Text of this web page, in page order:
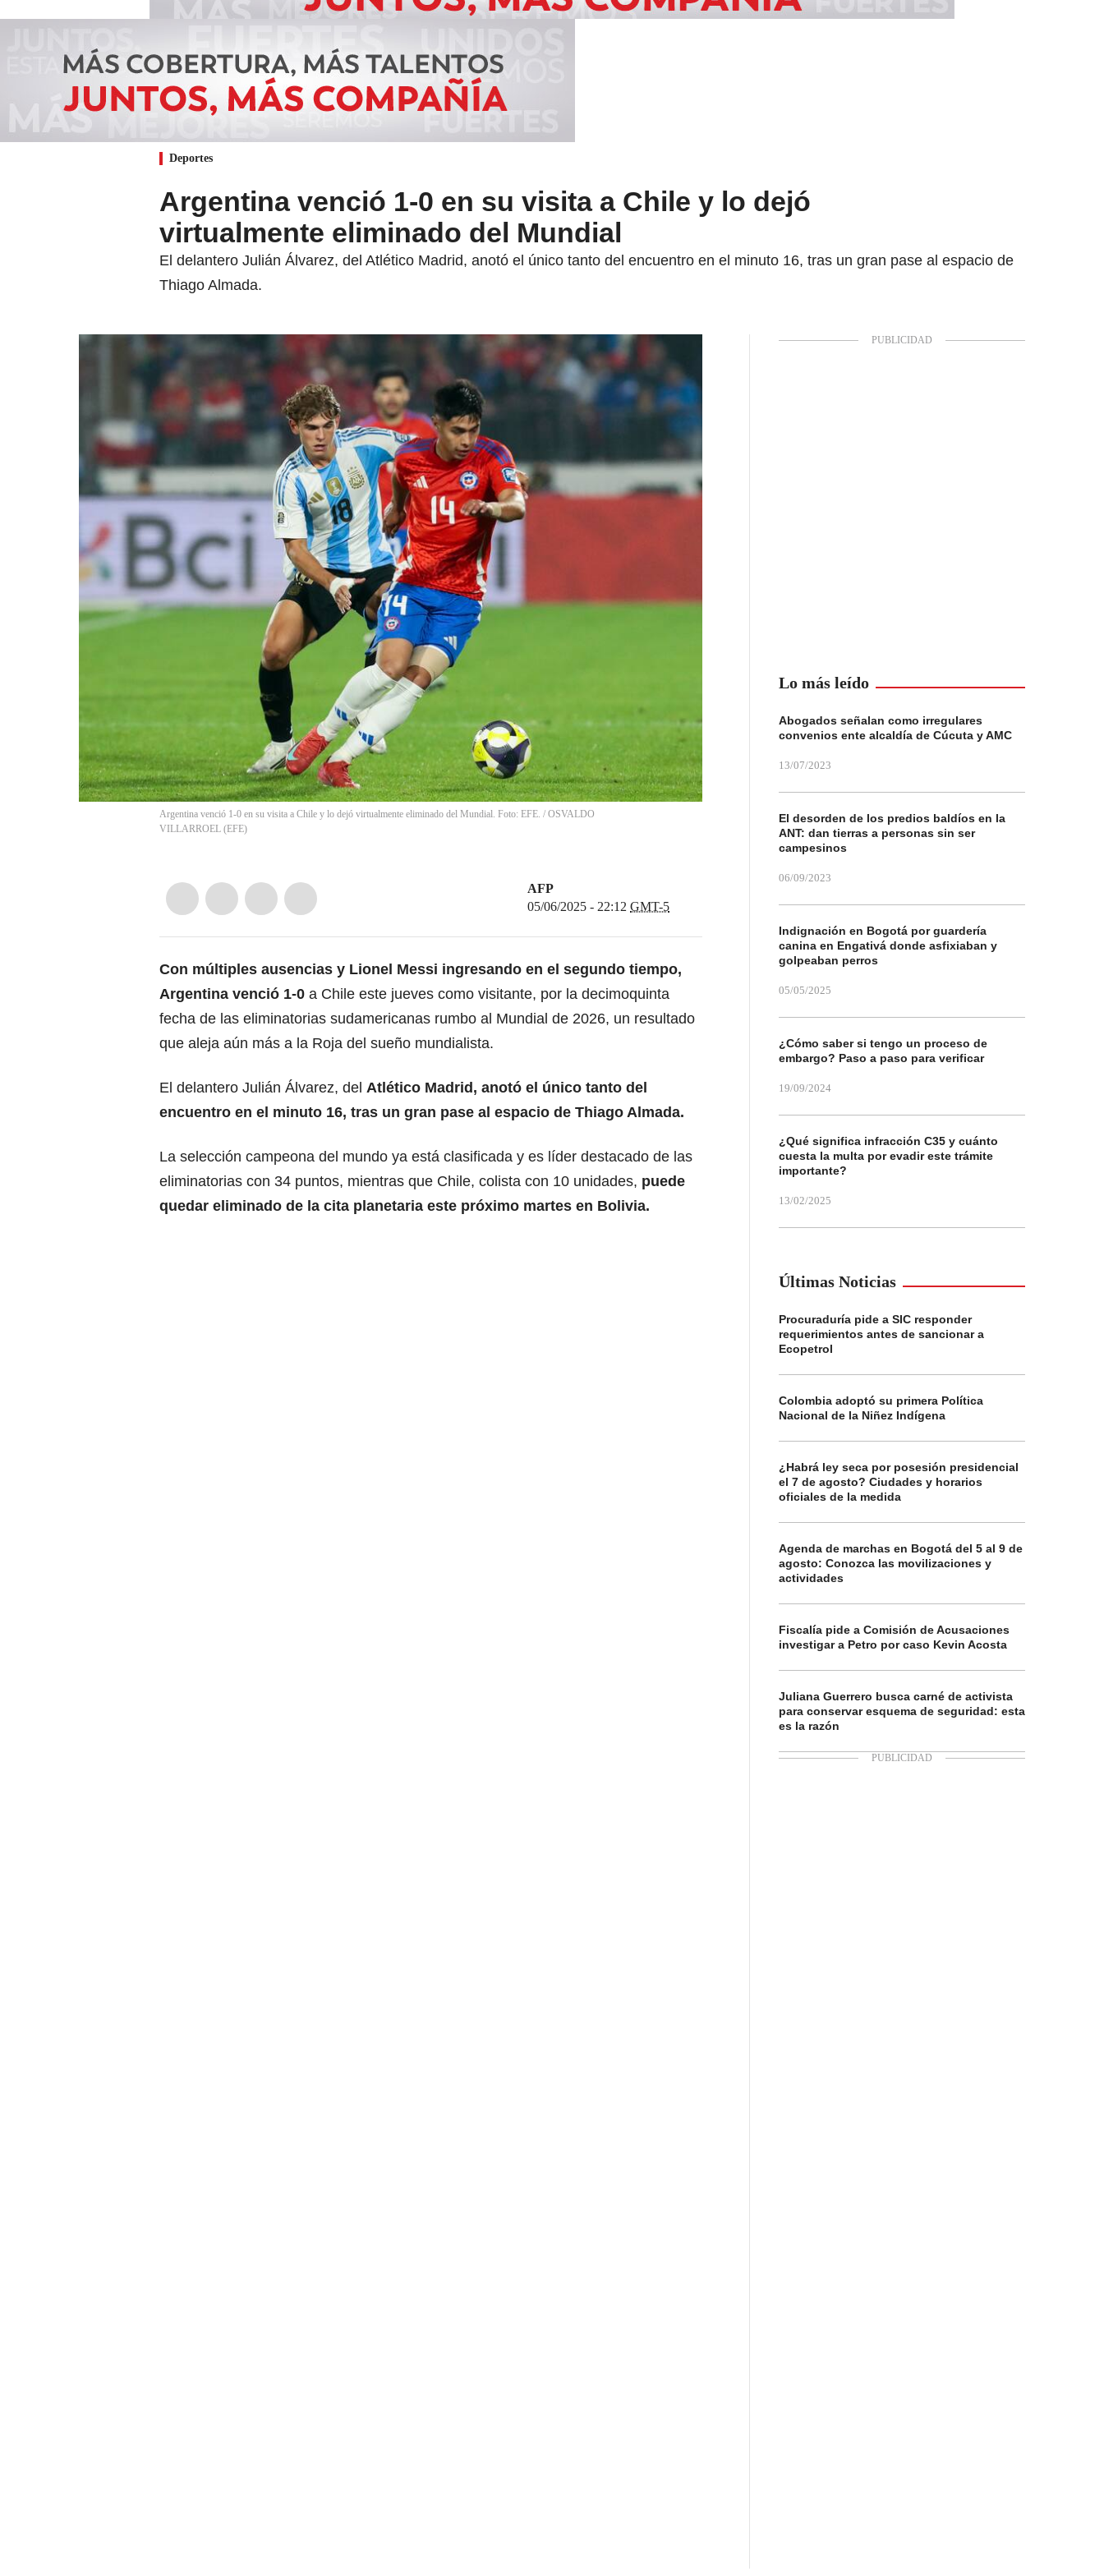
Deportes
Argentina venció 1-0 en su visita a Chile y lo dejó
virtualmente eliminado del Mundial
El delantero Julián Álvarez, del Atlético Madrid, anotó el único tanto del encuentro en el minuto 16, tras un gran pase al espacio de
Thiago Almada.
Argentina venció 1-0 en su visita a Chile y lo dejó virtualmente eliminado del Mundial. Foto: EFE. / OSVALDO
VILLARROEL (EFE)
AFP
05/06/2025 - 22:12 GMT-5
Con múltiples ausencias y Lionel Messi ingresando en el segundo tiempo,
Argentina venció 1-0 a Chile este jueves como visitante, por la decimoquinta
fecha de las eliminatorias sudamericanas rumbo al Mundial de 2026, un resultado
que aleja aún más a la Roja del sueño mundialista.
El delantero Julián Álvarez, del Atlético Madrid, anotó el único tanto del
encuentro en el minuto 16, tras un gran pase al espacio de Thiago Almada.
La selección campeona del mundo ya está clasificada y es líder destacado de las
eliminatorias con 34 puntos, mientras que Chile, colista con 10 unidades, puede
quedar eliminado de la cita planetaria este próximo martes en Bolivia.
Lo más leído
Abogados señalan como irregulares
convenios ente alcaldía de Cúcuta y AMC
13/07/2023
El desorden de los predios baldíos en la
ANT: dan tierras a personas sin ser
campesinos
06/09/2023
Indignación en Bogotá por guardería
canina en Engativá donde asfixiaban y
golpeaban perros
05/05/2025
¿Cómo saber si tengo un proceso de
embargo? Paso a paso para verificar
19/09/2024
¿Qué significa infracción C35 y cuánto
cuesta la multa por evadir este trámite
importante?
13/02/2025
Últimas Noticias
Procuraduría pide a SIC responder
requerimientos antes de sancionar a
Ecopetrol
Colombia adoptó su primera Política
Nacional de la Niñez Indígena
¿Habrá ley seca por posesión presidencial
el 7 de agosto? Ciudades y horarios
oficiales de la medida
Agenda de marchas en Bogotá del 5 al 9 de
agosto: Conozca las movilizaciones y
actividades
Fiscalía pide a Comisión de Acusaciones
investigar a Petro por caso Kevin Acosta
Juliana Guerrero busca carné de activista
para conservar esquema de seguridad: esta
es la razón